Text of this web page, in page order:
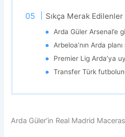
Sıkça Merak Edilenler
Arda Güler Arsenal’e
Arbeloa’nın Arda
Premier Lig Arda’ya
Transfer Türk
Arda Güler’in Real Madrid